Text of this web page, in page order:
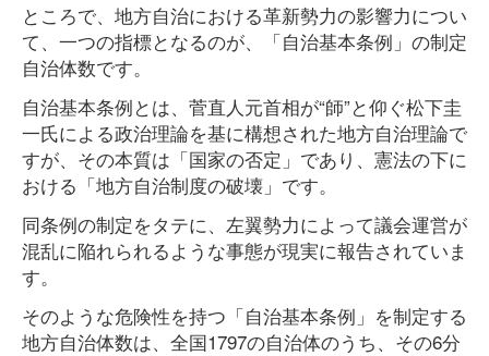
ところで、地方自治における革新勢力の影響力につい
て、一つの指標となるのが、「自治基本条例」の制定
自治体数です。
自治基本条例とは、菅直人元首相が“師”と仰ぐ松下圭
一氏による政治理論を基に構想された地方自治理論で
すが、その本質は「国家の否定」であり、憲法の下に
おける「地方自治制度の破壊」です。
同条例の制定をタテに、左翼勢力によって議会運営が
混乱に陥れられるような事態が現実に報告されていま
す。
そのような危険性を持つ「自治基本条例」を制定する
地方自治体数は、全国1797の自治体のうち、その6分